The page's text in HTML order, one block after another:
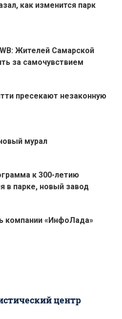
как изменится парк
Жителей Самарской
за самочувствием
пресекают незаконную
мурал
к 300-летию
в парке, новый завод
компании «ИнфоЛада»
центр